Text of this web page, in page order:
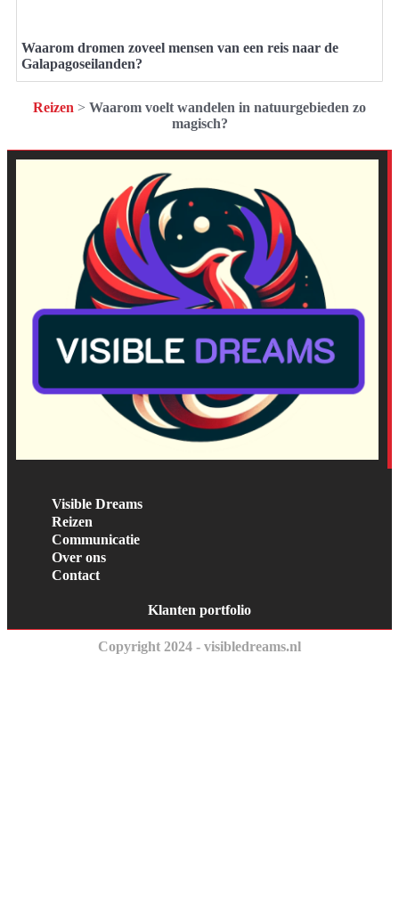
Waarom dromen zoveel mensen van een reis naar de
Galapagoseilanden?
Reizen > Waarom voelt wandelen in natuurgebieden zo
magisch?
Visible Dreams
Reizen
Communicatie
Over ons
Contact
Klanten portfolio
Copyright 2024 - visibledreams.nl